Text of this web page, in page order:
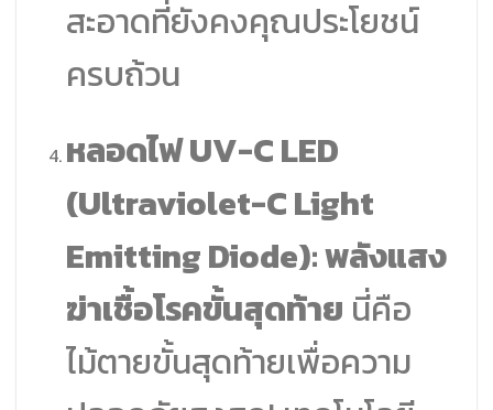
สะอาดที่ยังคงคุณประโยชน์
ครบถ้วน
หลอดไฟ UV-C LED
(Ultraviolet-C Light
Emitting Diode): พลังแสง
ฆ่าเชื้อโรคขั้นสุดท้าย นี่คือ
ไม้ตายขั้นสุดท้ายเพื่อความ